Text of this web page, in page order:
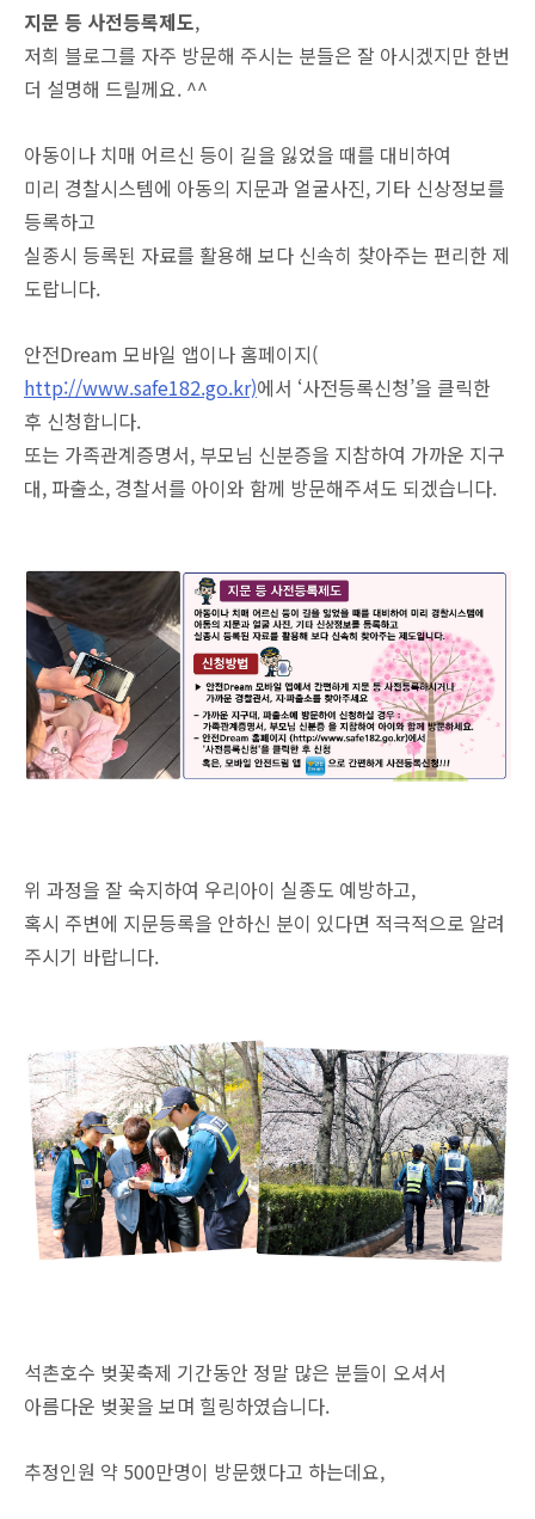
지문 등 사전등록제도,
저희 블로그를 자주 방문해 주시는 분들은 잘 아시겠지만 한번
더 설명해 드릴께요. ^^
아동이나 치매 어르신 등이 길을 잃었을 때를 대비하여
미리 경찰시스템에 아동의 지문과 얼굴사진, 기타 신상정보를
등록하고
실종시 등록된 자료를 활용해 보다 신속히 찾아주는 편리한 제
도랍니다.
안전Dream 모바일 앱이나 홈페이지(
http://www.safe182.go.kr)에서 ‘사전등록신청’을 클릭한
후 신청합니다.
또는 가족관계증명서, 부모님 신분증을 지참하여 가까운 지구
대, 파출소, 경찰서를 아이와 함께 방문해주셔도 되겠습니다.
위 과정을 잘 숙지하여 우리아이 실종도 예방하고,
혹시 주변에 지문등록을 안하신 분이 있다면 적극적으로 알려
주시기 바랍니다.
석촌호수 벚꽃축제 기간동안 정말 많은 분들이 오셔서
아름다운 벚꽃을 보며 힐링하였습니다.
추정인원 약 500만명이 방문했다고 하는데요,